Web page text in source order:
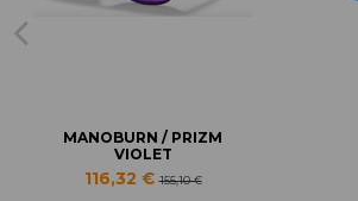
MANOBURN / PRIZM
VIOLET
116,32 €155,10 €